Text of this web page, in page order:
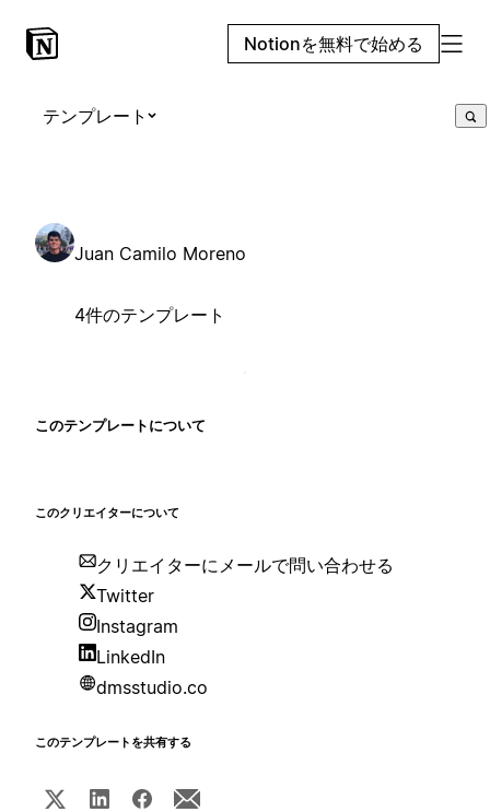
Notionを無料で始める
テンプレート
Juan Camilo Moreno
4件のテンプレート
このテンプレートについて
このクリエイターについて
クリエイターにメールで問い合わせる
Twitter
Instagram
LinkedIn
dmsstudio.co
このテンプレートを共有する